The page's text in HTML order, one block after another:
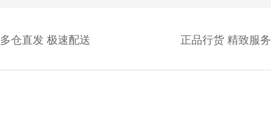
多仓直发 极速配送 正品行货 精致服务